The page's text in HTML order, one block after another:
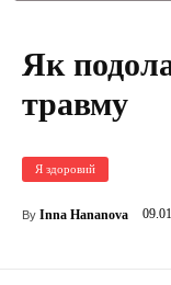
Як
травму
Я здоровий
By Inna Hananova